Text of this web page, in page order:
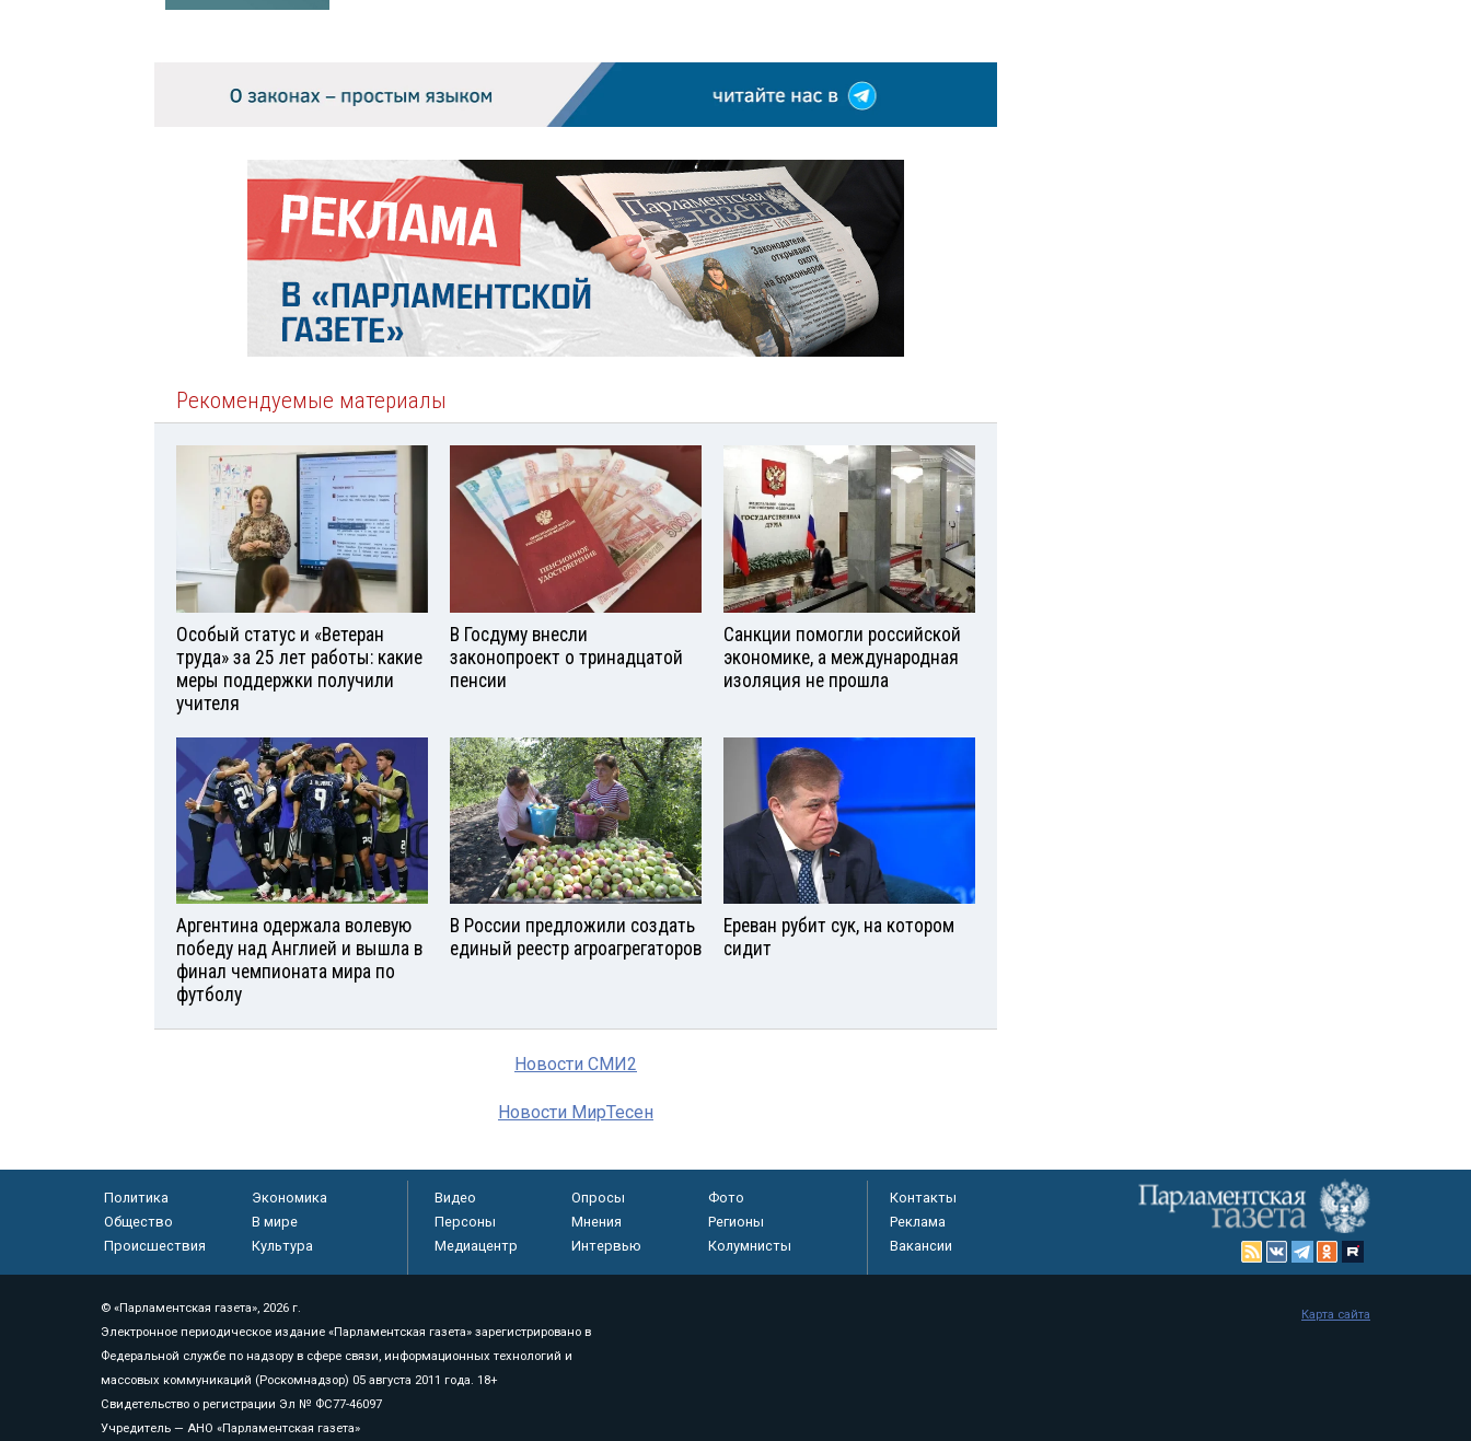
Рекомендуемые материалы
Особый статус и «Ветеран
труда» за 25 лет работы: какие
меры поддержки получили
учителя
В Госдуму внесли
законопроект о тринадцатой
пенсии
Санкции помогли российской
экономике, а международная
изоляция не прошла
Аргентина одержала волевую
победу над Англией и вышла в
финал чемпионата мира по
футболу
В России предложили создать
единый реестр агроагрегаторов
Ереван рубит сук, на котором
сидит
Новости СМИ2
Новости МирТесен
Политика
Экономика
Общество
В мире
Происшествия
Культура
Видео Опросы
Фото
Персоны
Мнения
Регионы
Медиацентр
Интервью Колумнисты
Контакты
Реклама
Вакансии
© «Парламентская газета», 2026 г.
Электронное периодическое издание «Парламентская газета» зарегистрировано в
Федеральной службе по надзору в сфере связи, информационных технологий и
массовых коммуникаций (Роскомнадзор) 05 августа 2011 года. 18+
Свидетельство о регистрации Эл № ФС77-46097
Учредитель — АНО «Парламентская газета»
Карта сайта